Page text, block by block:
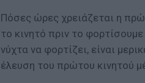
Πόσες ώρες χρειάζεται η
το κινητό πριν το
νύχτα να φορτίζει, είναι
έλευση του πρώτου κινητού